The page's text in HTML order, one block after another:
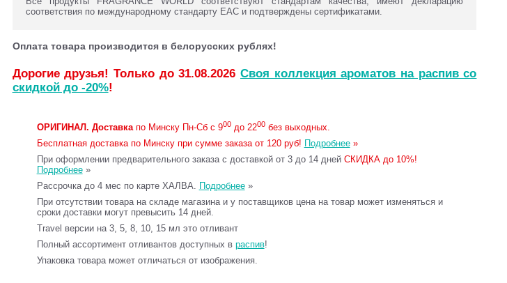
соответствия по международному стандарту ЕАС и подтверждены сертификатами.
Оплата товара производится в белорусских рублях!
Дорогие друзья! Только до 31.08.2026 Своя коллекция ароматов на распив со
скидкой до -20%!
ОРИГИНАЛ. Доставкапо Минску Пн-Сб с 900до 2200без выходных.
Бесплатная доставка по Минску при сумме заказа от 120 руб! Подробнее»
При оформлении предварительного заказа с доставкой от 3 до 14 дней СКИДКА до 10%!
Подробнее»
Рассрочка до 4 мес по карте ХАЛВА. Подробнее»
При отсутствии товара на складе магазина и у поставщиков цена на товар может изменяться и
сроки доставки могут превысить 14 дней.
Travel версии на 3, 5, 8, 10, 15 мл это отливант
Полный ассортимент отливантов доступных в распив!
Упаковка товара может отличаться от изображения.